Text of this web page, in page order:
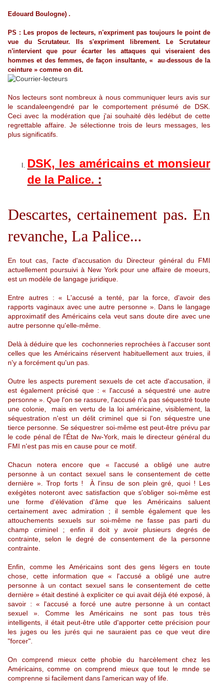
Edouard Boulogne) .
PS : Les propos de lecteurs, n'expriment pas toujours le point de
vue du Scrutateur. Ils s'expriment librement. Le Scrutateur
n'intervient que pour écarter les attaques qui viseraient des
hommes et des femmes, de façon insultante, « au-dessous de la
ceinture » comme on dit.
Nos lecteurs sont nombreux à nous communiquer leurs avis sur
le scandaleengendré par le comportement présumé de DSK.
Ceci avec la modération que j'ai souhaité dès ledébut de cette
regrettable affaire. Je sélectionne trois de leurs messages, les
plus significatifs.
DSK, les américains et monsieur
de la Palice. :
Descartes, certainement pas. En
revanche, La Palice...
En tout cas, l'acte d'accusation du Directeur général du FMI
actuellement poursuivi à New York pour une affaire de moeurs,
est un modèle de langage juridique.
Entre autres : « L'accusé a tenté, par la force, d'avoir des
rapports vaginaux avec une autre personne ». Dans le langage
approximatif des Américains cela veut sans doute dire avec une
autre personne qu'elle-même.
Delà à déduire que les cochonneries reprochées à l'accuser sont
celles que les Américains réservent habituellement aux truies, il
n'y a forcément qu'un pas.
Outre les aspects purement sexuels de cet acte d'accusation, il
est également précisé que : « l'accusé a séquestré une autre
personne ». Que l'on se rassure, l'accusé n'a pas séquestré toute
une colonie, mais en vertu de la loi américaine, visiblement, la
séquestration n'est un délit criminel que si l'on séquestre une
tierce personne. Se séquestrer soi-même est peut-être prévu par
le code pénal de l'État de Nw-York, mais le directeur général du
FMI n'est pas mis en cause pour ce motif.
Chacun notera encore que « l'accusé a obligé une autre
personne à un contact sexuel sans le consentement de cette
dernière ». Trop forts ! À l'insu de son plein gré, quoi ! Les
exégètes noteront avec satisfaction que s'obliger soi-même est
une forme d'élévation d'âme que les Américains saluent
certainement avec admiration ; il semble également que les
attouchements sexuels sur soi-même ne fasse pas parti du
champ criminel ; enfin il doit y avoir plusieurs degrés de
contrainte, selon le degré de consentement de la personne
contrainte.
Enfin, comme les Américains sont des gens légers en toute
chose, cette information que « l'accusé a obligé une autre
personne à un contact sexuel sans le consentement de cette
dernière » était destiné à expliciter ce qui avait déjà été exposé, à
savoir : « l'accusé a forcé une autre personne à un contact
sexuel ». Comme les Américains ne sont pas tous très
intelligents, il était peut-être utile d'apporter cette précision pour
les juges ou les jurés qui ne sauraient pas ce que veut dire
"forcer".
On comprend mieux cette phobie du harcèlement chez les
Américains, comme on comprend mieux que tout le mnde se
comprenne si facilement dans l'american way of life.